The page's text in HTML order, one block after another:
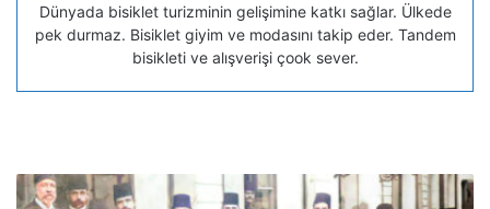
Dünyada bisiklet turizminin gelişimine katkı sağlar. Ülkede
pek durmaz. Bisiklet giyim ve modasını takip eder. Tandem
bisikleti ve alışverişi çook sever.